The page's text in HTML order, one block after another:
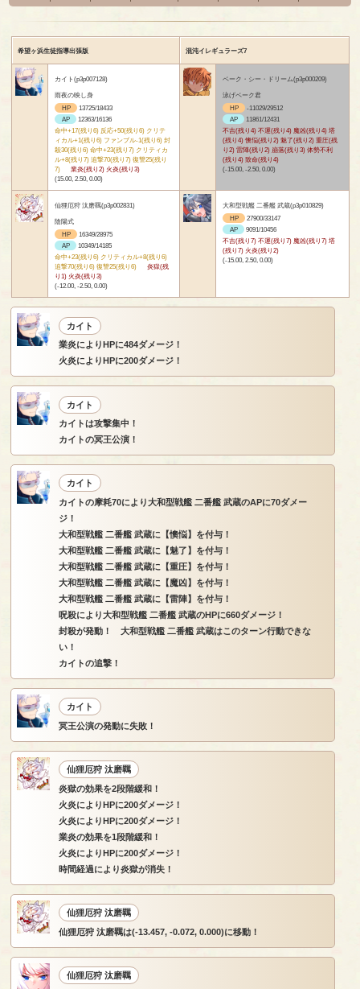
希望ヶ浜生徒指導出張版 混沌イレギュラーズ7
カイト(p3p007128)
雨夜の映し身
HP
13725/18433
AP
12363/16136
命中+17(残り6) 反応+50(残り6) クリテ
ィカル+1(残り6) ファンブル-1(残り6) 封
殺30(残り6) 命中+23(残り7) クリティカ
ル+8(残り7) 追撃70(残り7) 復讐25(残り
7)
業炎(残り2) 火炎(残り3)
(15.00, 2.50, 0.00)
ベーク・シー・ドリーム(p3p000209)
泳げベーク君
HP
-11029/29512
AP
11861/12431
不吉(残り4) 不運(残り4) 魔凶(残り4) 塔
(残り4) 懊悩(残り2) 魅了(残り2) 重圧(残
り2) 雷陣(残り2) 崩落(残り3) 体勢不利
(残り4) 致命(残り4)
(-15.00, -2.50, 0.00)
仙狸厄狩 汰磨羈(p3p002831)
陰陽式
HP
16349/28975
AP
10349/14185
命中+23(残り6) クリティカル+8(残り6)
追撃70(残り6) 復讐25(残り6)
炎獄(残
り1) 火炎(残り3)
(-12.00, -2.50, 0.00)
大和型戦艦 二番艦 武蔵(p3p010829)
HP
27900/33147
AP
9091/10456
不吉(残り7) 不運(残り7) 魔凶(残り7) 塔
(残り7) 火炎(残り2)
(-15.00, 2.50, 0.00)
カイト
業炎によりHPに484ダメージ！
火炎によりHPに200ダメージ！
カイト
カイトは攻撃集中！
カイトの冥王公演！
カイト
カイトの摩耗70により大和型戦艦 二番艦 武蔵のAPに70ダメー
ジ！
大和型戦艦 二番艦 武蔵に【懊悩】を付与！
大和型戦艦 二番艦 武蔵に【魅了】を付与！
大和型戦艦 二番艦 武蔵に【重圧】を付与！
大和型戦艦 二番艦 武蔵に【魔凶】を付与！
大和型戦艦 二番艦 武蔵に【雷陣】を付与！
呪殺により大和型戦艦 二番艦 武蔵のHPに660ダメージ！
封殺が発動！ 大和型戦艦 二番艦 武蔵はこのターン行動できな
い！
カイトの追撃！
カイト
冥王公演の発動に失敗！
仙狸厄狩 汰磨羈
炎獄の効果を2段階緩和！
火炎によりHPに200ダメージ！
火炎によりHPに200ダメージ！
業炎の効果を1段階緩和！
火炎によりHPに200ダメージ！
時間経過により炎獄が消失！
仙狸厄狩 汰磨羈
仙狸厄狩 汰磨羈は(-13.457, -0.072, 0.000)に移動！
仙狸厄狩 汰磨羈